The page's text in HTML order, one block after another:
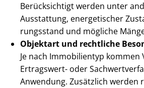
Berücksichtigt werden unter
Ausstattung, energetischer
rungs­stand und mögliche
Objektart und rechtliche
Je nach Immobilientyp kommen
Ertragswert- oder
Anwendung. Zusätzlich werden